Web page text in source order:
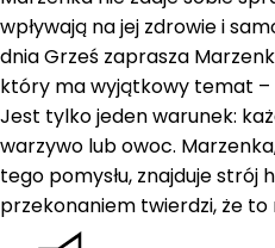
wpływają na jej zdrowie i
dnia Grześ zaprasza
który ma wyjątkowy temat –
Jest tylko jeden warunek:
warzywo lub owoc.
tego pomysłu, znajduje strój
przekonaniem twierdzi, że